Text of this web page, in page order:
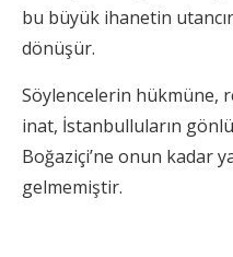
bu büyük ihanetin
dönüşür.
Söylencelerin hükmüne,
inat, İstanbulluların
Boğaziçi’ne onun kadar
gelmemiştir.